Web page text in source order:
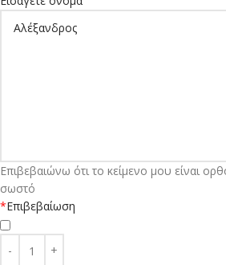
*Επιβεβαίωση
Επιβεβαιώνω ότι το κείμενο μου είναι
σωστό